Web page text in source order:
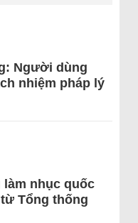
Người dùng
nhiệm pháp lý
nhục quốc
Tổng thống